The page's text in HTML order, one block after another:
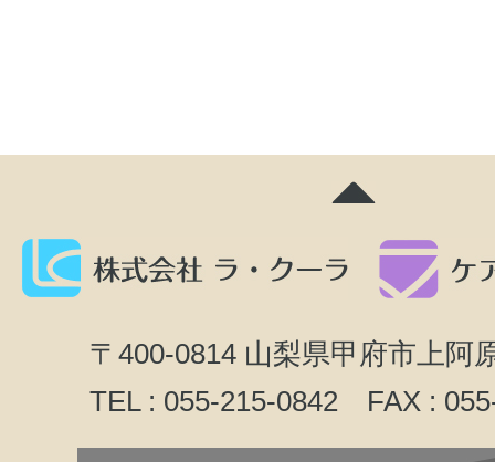
〒400-0814 山梨県甲府市上阿
TEL : 055-215-0842 FAX :